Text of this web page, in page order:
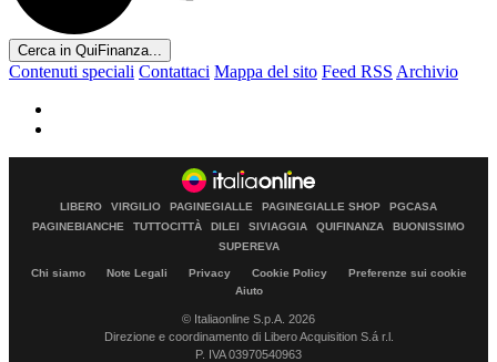
Cerca in QuiFinanza...
Contenuti speciali Contattaci Mappa del sito Feed RSS Archivio
LIBERO VIRGILIO PAGINEGIALLE PAGINEGIALLE SHOP
PGCASA
PAGINEBIANCHE
TUTTOCITTÀ DILEI SIVIAGGIA QUIFINANZA
BUONISSIMO
SUPEREVA
Chi siamo Note Legali Privacy Cookie Policy
Preferenze sui cookie
Aiuto
© Italiaonline S.p.A. 2026
Direzione e coordinamento di Libero Acquisition S.á r.l.
P. IVA 03970540963